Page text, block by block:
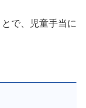
で、児童手当に